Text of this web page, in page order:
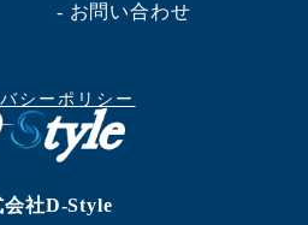
会社D-Style
- お問い合わせ
シーポリシー